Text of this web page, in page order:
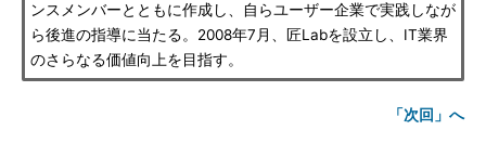
ンスメンバーとともに作成し、自らユーザー企業で実践しなが
ら後進の指導に当たる。2008年7月、匠Labを設立し、IT業界
のさらなる価値向上を目指す。
「次回」へ